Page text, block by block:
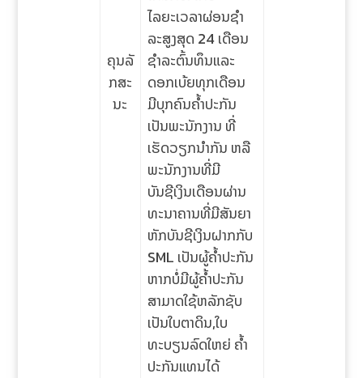
ຄຸນລັ
ກສະ
ນະ
ໄລຍະເວລາຜ່ອນຊໍາ
ລະສູງສຸດ 24 ເດືອນ
ຊໍາລະຕົ້ນທຶນແລະ
ດອກເບ້ຍທຸກເດືອນ
ມີບຸກຄົນຄ້ຳປະກັນ
ເປັນພະນັກງານ ທີ່
ເຮັດວຽກນໍາກັນ ຫລື
ພະນັກງານທີ່ມີ
ບັນຊີເງິນເດືອນຜ່ານ
ທະນາຄານທີ່ມີສັນຍາ
ຫັກບັນຊີເງິນຝາກກັບ
SML ເປັນຜູ້ຄ້ຳປະກັນ
ຫາກບໍ່ມີຜູ້ຄໍ້າປະກັນ
ສາມາດໃຊ້ຫລັກຊັບ
ເປັນໃບຕາດິນ,ໃບ
ທະບຽນລົດໃຫຍ່ ຄໍ້າ
ປະກັນແທນໄດ້